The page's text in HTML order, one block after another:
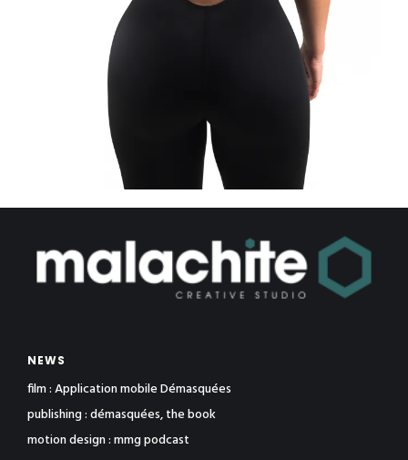
NEWS
film : Application mobile Démasquées
publishing : démasquées, the book
motion design : mmg podcast